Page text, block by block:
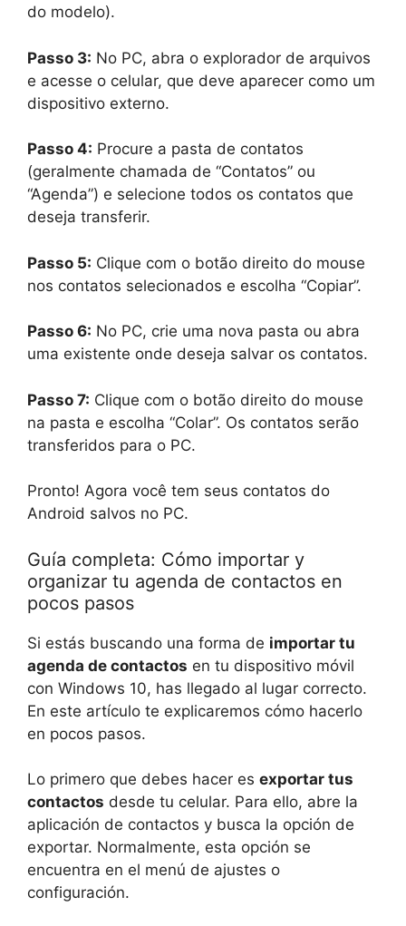
do modelo).
Passo 3: No PC, abra o explorador de arquivos
e acesse o celular, que deve aparecer como um
dispositivo externo.
Passo 4: Procure a pasta de contatos
(geralmente chamada de “Contatos” ou
“Agenda”) e selecione todos os contatos que
deseja transferir.
Passo 5: Clique com o botão direito do mouse
nos contatos selecionados e escolha “Copiar”.
Passo 6: No PC, crie uma nova pasta ou abra
uma existente onde deseja salvar os contatos.
Passo 7: Clique com o botão direito do mouse
na pasta e escolha “Colar”. Os contatos serão
transferidos para o PC.
Pronto! Agora você tem seus contatos do
Android salvos no PC.
Guía completa: Cómo importar y
organizar tu agenda de contactos en
pocos pasos
Si estás buscando una forma de importar tu
agenda de contactos en tu dispositivo móvil
con Windows 10, has llegado al lugar correcto.
En este artículo te explicaremos cómo hacerlo
en pocos pasos.
Lo primero que debes hacer es exportar tus
contactos desde tu celular. Para ello, abre la
aplicación de contactos y busca la opción de
exportar. Normalmente, esta opción se
encuentra en el menú de ajustes o
configuración.